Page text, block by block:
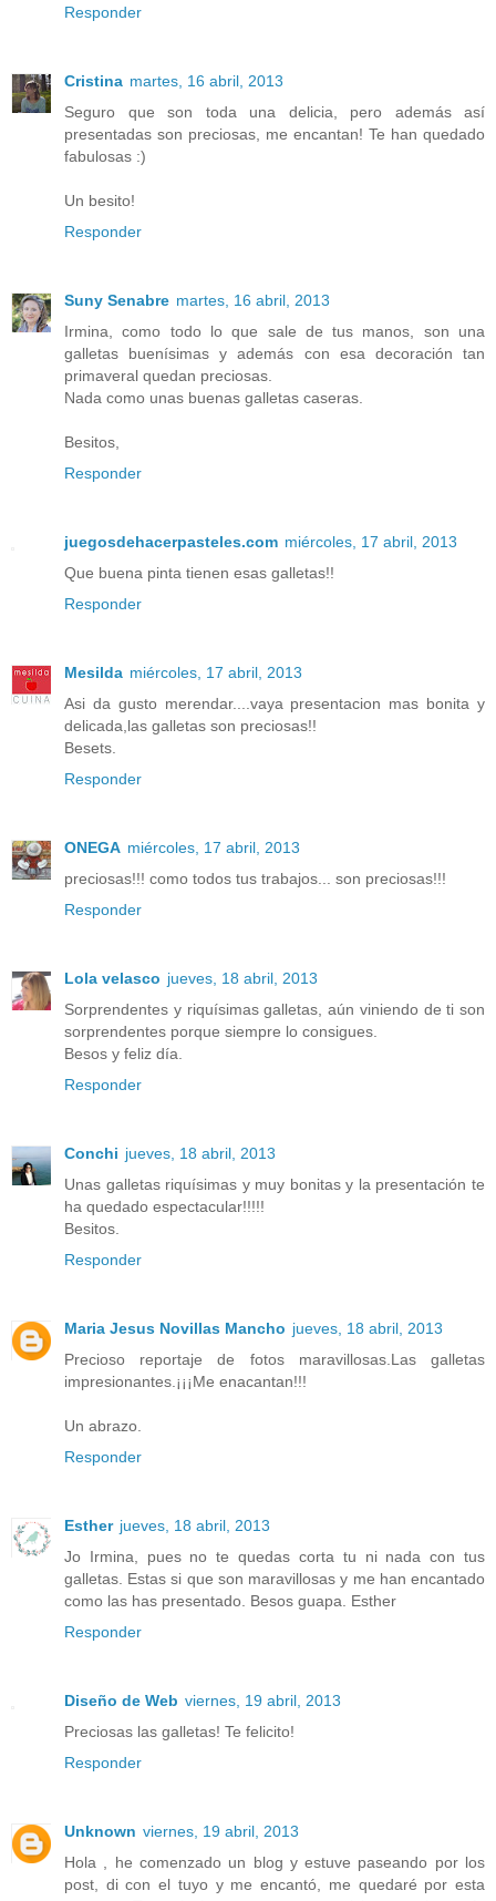
Responder
Cristina martes, 16 abril, 2013
Seguro que son toda una delicia, pero además así
presentadas son preciosas, me encantan! Te han quedado
fabulosas :)
Un besito!
Responder
Suny Senabre martes, 16 abril, 2013
Irmina, como todo lo que sale de tus manos, son una
galletas buenísimas y además con esa decoración tan
primaveral quedan preciosas.
Nada como unas buenas galletas caseras.
Besitos,
Responder
juegosdehacerpasteles.com miércoles, 17 abril, 2013
Que buena pinta tienen esas galletas!!
Responder
Mesilda miércoles, 17 abril, 2013
Asi da gusto merendar....vaya presentacion mas bonita y
delicada,las galletas son preciosas!!
Besets.
Responder
ONEGA miércoles, 17 abril, 2013
preciosas!!! como todos tus trabajos... son preciosas!!!
Responder
Lola velasco jueves, 18 abril, 2013
Sorprendentes y riquísimas galletas, aún viniendo de ti son
sorprendentes porque siempre lo consigues.
Besos y feliz día.
Responder
Conchi jueves, 18 abril, 2013
Unas galletas riquísimas y muy bonitas y la presentación te
ha quedado espectacular!!!!!
Besitos.
Responder
Maria Jesus Novillas Mancho jueves, 18 abril, 2013
Precioso reportaje de fotos maravillosas.Las galletas
impresionantes.¡¡¡Me enacantan!!!
Un abrazo.
Responder
Esther jueves, 18 abril, 2013
Jo Irmina, pues no te quedas corta tu ni nada con tus
galletas. Estas si que son maravillosas y me han encantado
como las has presentado. Besos guapa. Esther
Responder
Diseño de Web viernes, 19 abril, 2013
Preciosas las galletas! Te felicito!
Responder
Unknown viernes, 19 abril, 2013
Hola , he comenzado un blog y estuve paseando por los
post, di con el tuyo y me encantó, me quedaré por esta